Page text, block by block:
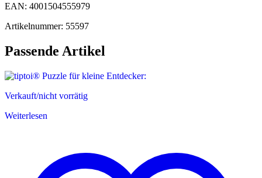
EAN: 4001504555979
Artikelnummer: 55597
Passende Artikel
Verkauft/nicht vorrätig
Weiterlesen